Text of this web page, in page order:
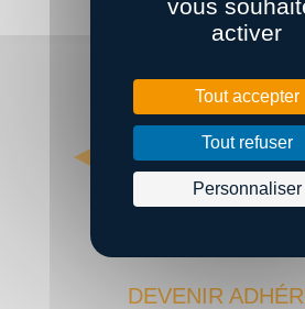
DEVENIR
vous
activer
Tout accepter
Tout refuser
Personnaliser